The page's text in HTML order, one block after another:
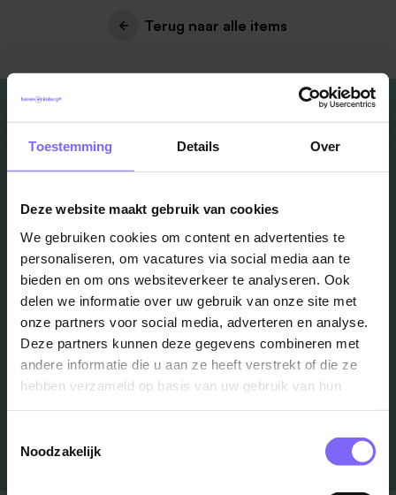
Toestemming Details Over
Deze website maakt gebruik van cookies
We gebruiken cookies om content en advertenties te
personaliseren, om vacatures via social media aan te
bieden en om ons websiteverkeer te analyseren. Ook
delen we informatie over uw gebruik van onze site met
onze partners voor social media, adverteren en analyse.
Deze partners kunnen deze gegevens combineren met
andere informatie die u aan ze heeft verstrekt of die ze
hebben verzameld op basis van uw gebruik van hun
Noodzakelijk
Terug naar alle items
Vacatures
in je mailbox?
Schrijf je in en we houden je op de hoogte
Job Alert instellen